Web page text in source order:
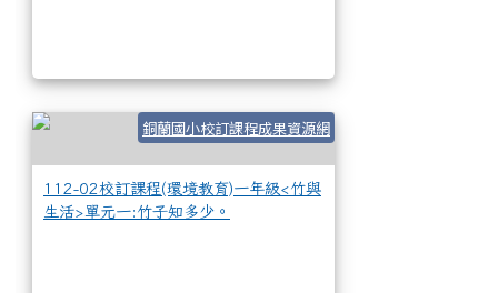
銅蘭國小校訂課程成果資源網
112-02校訂課程(環境教育)一年級<竹與
生活>單元一:竹子知多少。